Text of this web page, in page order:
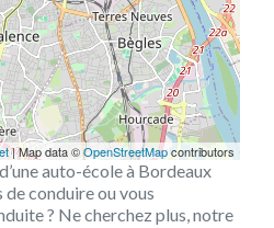
| Map data ©OpenStreetMapcontributors
auto-école à Bordeaux
conduire ou vous
? Ne cherchez plus, notre